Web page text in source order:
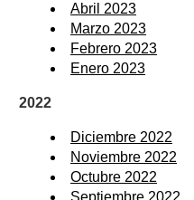
Abril 2023
Marzo 2023
Febrero 2023
Enero 2023
2022
Diciembre 2022
Noviembre 2022
Octubre 2022